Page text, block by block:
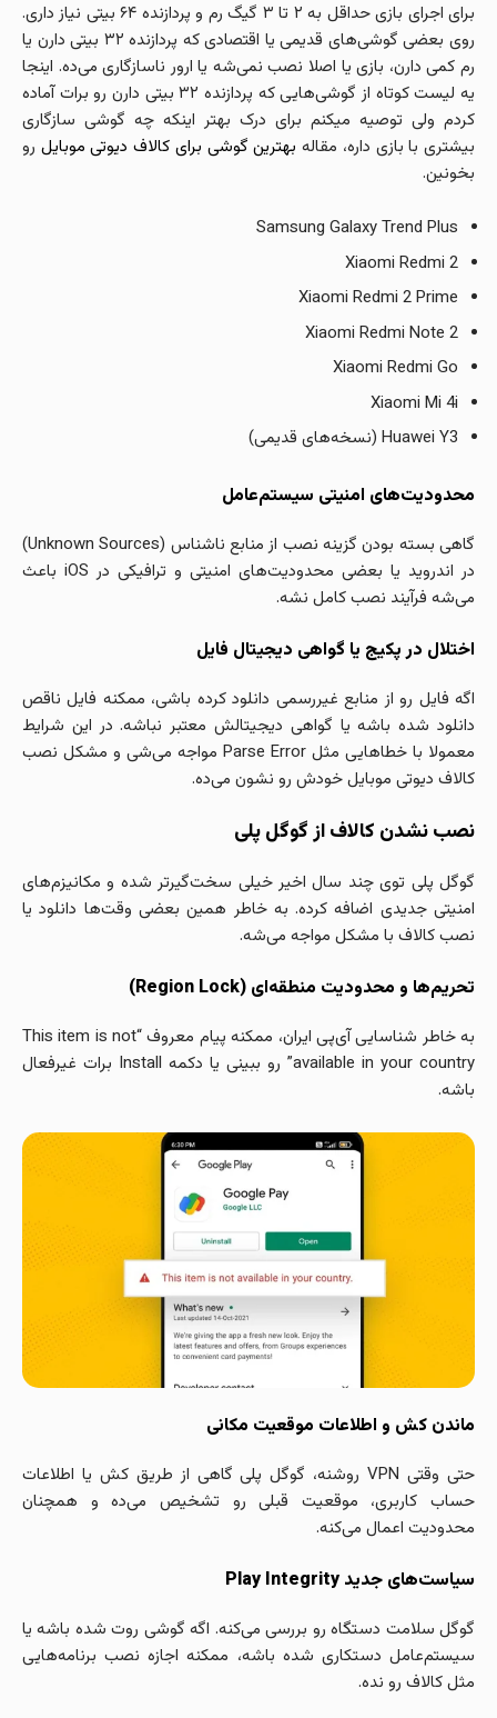
برای اجرای بازی حداقل به ۲ تا ۳ گیگ رم و پردازنده ۶۴ بیتی نیاز داری.
روی بعضی گوشی‌های قدیمی یا اقتصادی که پردازنده ۳۲ بیتی دارن یا
رم کمی دارن، بازی یا اصلا نصب نمی‌شه یا ارور ناسازگاری می‌ده. اینجا
یه لیست کوتاه از گوشی‌هایی که پردازنده ۳۲ بیتی دارن رو برات آماده
کردم ولی توصیه میکنم برای درک بهتر اینکه چه گوشی سازگاری
بیشتری با بازی داره، مقاله بهترین گوشی برای کالاف دیوتی موبایل رو
بخونین.
Samsung Galaxy Trend Plus
Xiaomi Redmi 2
Xiaomi Redmi 2 Prime
Xiaomi Redmi Note 2
Xiaomi Redmi Go
Xiaomi Mi 4i
Huawei Y3 (نسخه‌های قدیمی)
محدودیت‌های امنیتی سیستم‌عامل
گاهی بسته بودن گزینه نصب از منابع ناشناس (Unknown Sources)
در اندروید یا بعضی محدودیت‌های امنیتی و ترافیکی در iOS باعث
می‌شه فرآیند نصب کامل نشه.
اختلال در پکیج یا گواهی دیجیتال فایل
اگه فایل رو از منابع غیررسمی دانلود کرده باشی، ممکنه فایل ناقص
دانلود شده باشه یا گواهی دیجیتالش معتبر نباشه. در این شرایط
معمولا با خطاهایی مثل Parse Error مواجه می‌شی و مشکل نصب
کالاف دیوتی موبایل خودش رو نشون می‌ده.
نصب نشدن کالاف از گوگل پلی
گوگل پلی توی چند سال اخیر خیلی سخت‌گیرتر شده و مکانیزم‌های
امنیتی جدیدی اضافه کرده. به خاطر همین بعضی وقت‌ها دانلود یا
نصب کالاف با مشکل مواجه می‌شه.
تحریم‌ها و محدودیت منطقه‌ای (Region Lock)
به خاطر شناسایی آی‌پی ایران، ممکنه پیام معروف “This item is not
available in your country” رو ببینی یا دکمه Install برات غیرفعال
باشه.
ماندن کش و اطلاعات موقعیت مکانی
حتی وقتی VPN روشنه، گوگل پلی گاهی از طریق کش یا اطلاعات
حساب کاربری، موقعیت قبلی رو تشخیص می‌ده و همچنان
محدودیت اعمال می‌کنه.
سیاست‌های جدید Play Integrity
گوگل سلامت دستگاه رو بررسی می‌کنه. اگه گوشی روت شده باشه یا
سیستم‌عامل دستکاری شده باشه، ممکنه اجازه نصب برنامه‌هایی
مثل کالاف رو نده.